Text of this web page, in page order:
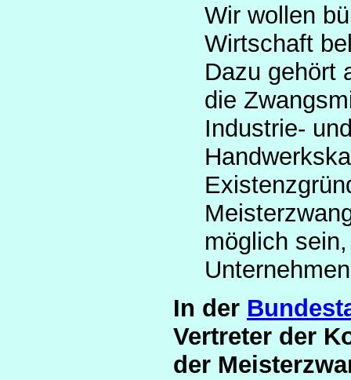
Wir wollen
Wirtschaft
Dazu gehört
die
Industrie-
möglich
In der
Vertreter der
der